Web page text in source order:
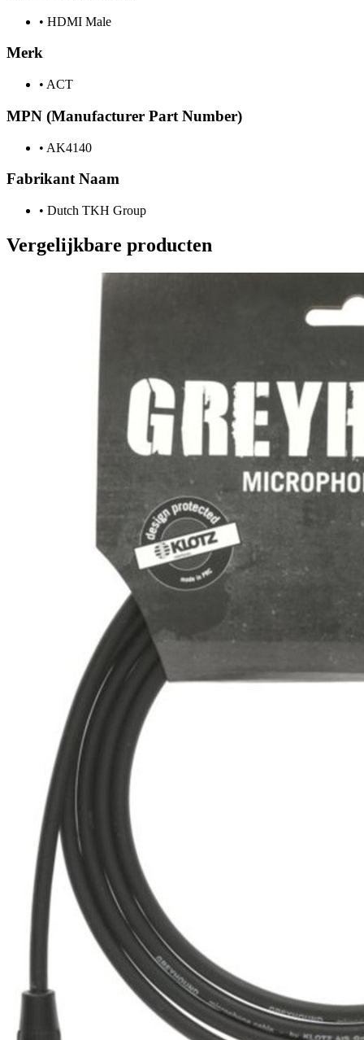
• HDMI Male
Merk
• ACT
MPN (Manufacturer Part Number)
• AK4140
Fabrikant Naam
• Dutch TKH Group
Vergelijkbare producten